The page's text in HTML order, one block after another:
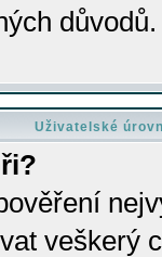
důvodů.
Uživatelské
veškerý